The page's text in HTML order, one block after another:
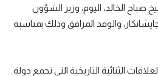
الخالد، اليوم، وزير الشؤون
والوفد المرافق وذلك بمناسبة
الثنائية التاريخية التي تجمع دولة